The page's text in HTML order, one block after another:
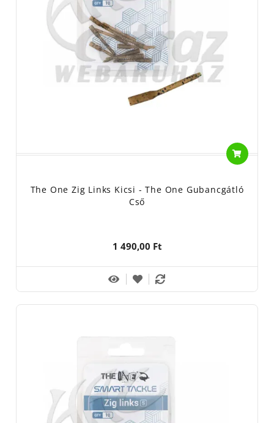
The One Zig Links Kicsi - The One Gubancgátló
Cső
1 490,00 Ft